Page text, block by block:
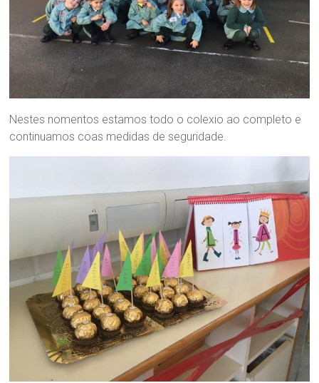
Nestes nomentos estamos todo o colexio ao completo e
continuamos coas medidas de seguridade.